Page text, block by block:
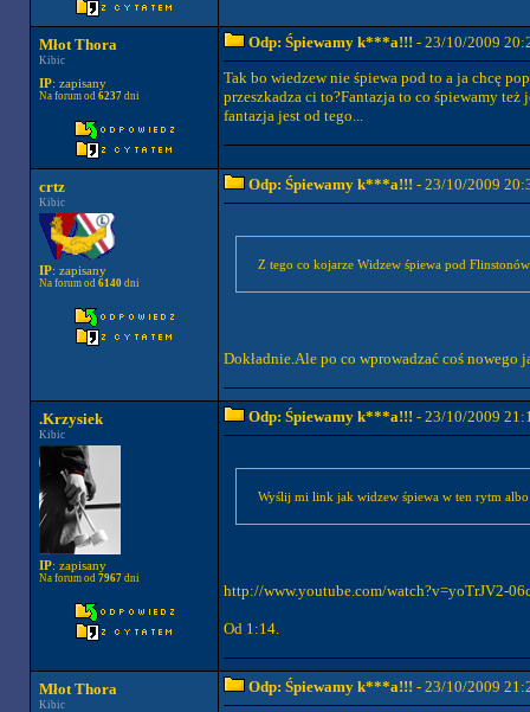
Młot Thora
Kibic
IP: zapisany
Na forum od 6237dni
Odp: Śpiewamy k***a!!! - 23/10/2009
Tak bo wiedzew nie śpiewa pod to a ja chcę
przeszkadza ci to?Fantazja to co śpiewamy
fantazja jest od tego...
crtz
Kibic
IP: zapisany
Na forum od 6140dni
Odp: Śpiewamy k***a!!! - 23/10/2009
Z tego co kojarze Widzew śpiewa pod Flinstonów
Dokładnie.Ale po co wprowadzać coś nowego
.Krzysiek
Kibic
IP: zapisany
Na forum od 7967dni
Odp: Śpiewamy k***a!!! - 23/10/2009
Wyślij mi link jak widzew śpiewa w ten rytm albo
http://www.youtube.com/watch?v=yoTrJV2-
Od 1:14.
Młot Thora
Kibic
Odp: Śpiewamy k***a!!! - 23/10/2009